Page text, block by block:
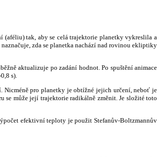
tak, aby se celá trajektorie planetky vykreslila a
zda se planetka nachází nad rovinou ekliptiky
aktualizuje po zadání hodnot. Po spuštění animace
s).
Nicméně pro planetky je obtížné jejich určení, neboť je
se může její trajektorie radikálně změnit. Je složité toto
efektivní teploty je použit Stefanův-Boltzmannův